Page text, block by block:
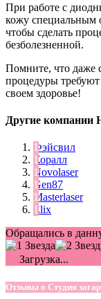
При работе с
кожу специальным
чтобы сделать
безболезненной.
Помните, что даже
процедуры требуют
своем здоровье!
Другие компании
Фэйсвил
Коралл
Novolaser
Gen87
Masterlaser
Elix
Обращались в
Загрузка...
Отзывы о Студия